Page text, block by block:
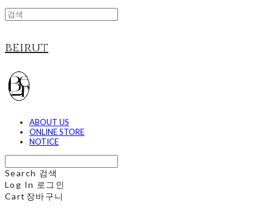
beirut
ABOUT US
ONLINE STORE
NOTICE
Search 검색
Log In 로그인
Cart 장바구니